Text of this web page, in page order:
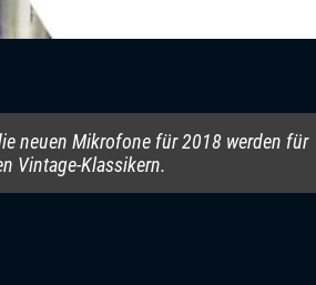
neuen Mikrofone für 2018 werden für
Vintage-Klassikern.